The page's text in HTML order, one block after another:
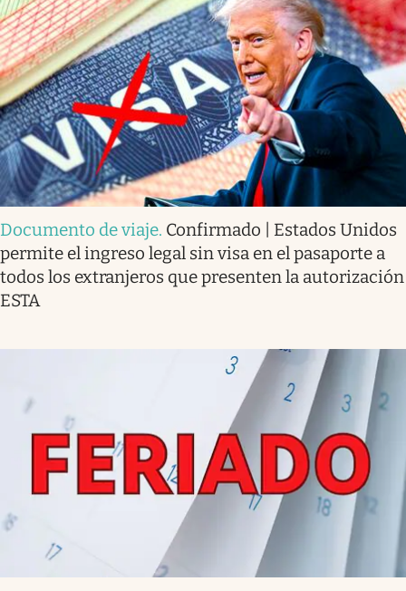
Documento de viaje. Confirmado | Estados Unidos
permite el ingreso legal sin visa en el pasaporte a
todos los extranjeros que presenten la autorización
ESTA